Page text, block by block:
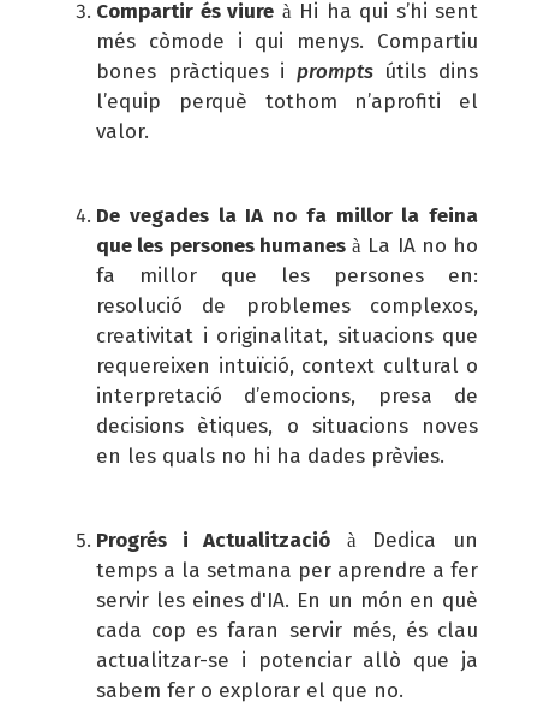
Compartir és viure à Hi ha qui s’hi sent
més còmode i qui menys. Compartiu
bones pràctiques i promptsútils dins
l’equip perquè tothom n’aprofiti el
valor.
De vegades la IA no fa millor la feina
que les persones humanes à La IA no ho
fa millor que les persones en:
resolució de problemes complexos,
creativitat i originalitat, situacions que
requereixen intuïció, context cultural o
interpretació d’emocions, presa de
decisions ètiques, o situacions noves
en les quals no hi ha dades prèvies.
Progrés i Actualització àDedica un
temps a la setmana per aprendre a fer
servir les eines d'IA. En un món en què
cada cop es faran servir més, és clau
actualitzar-se i potenciar allò que ja
sabem fer o explorar el que no.